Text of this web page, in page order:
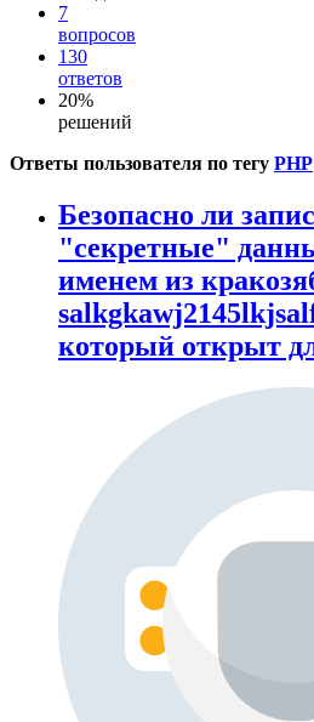
7
вопросов
130
ответов
20%
решений
Ответы пользователя по тегу PHP
Безопасно ли
"секретные"
именем из
который открыт